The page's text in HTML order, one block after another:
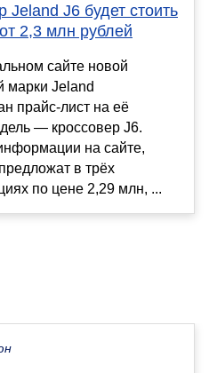
Jeland J6 будет стоить
2,3 млн рублей
сайте новой
марки Jeland
прайс-лист на её
— кроссовер J6.
на сайте,
в трёх
по цене 2,29 млн, ...